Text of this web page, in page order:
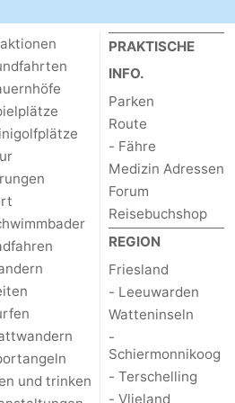
und trinken
PRAKTISCHE
INFO.
Parken
Route
- Fähre
Medizin Adressen
Forum
Reisebuchshop
REGION
Friesland
- Leeuwarden
Watteninseln
-
Schiermonnikoog
- Terschelling
- Vlieland